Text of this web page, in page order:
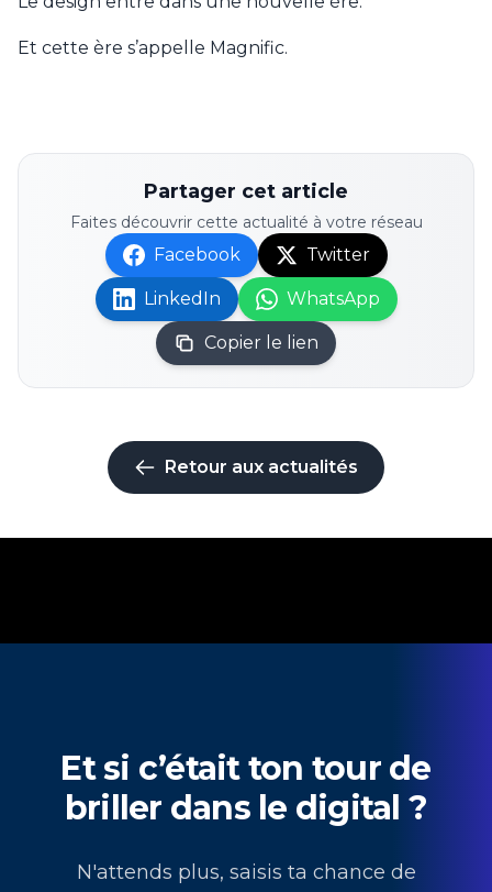
Et cette ère s’appelle Magnific.
Partager cet article
Faites découvrir cette actualité à votre réseau
Facebook Twitter
LinkedIn WhatsApp
Copier le lien
Retour aux actualités
Et si c’était ton tour de
briller dans le digital ?
N'attends plus, saisis ta chance de